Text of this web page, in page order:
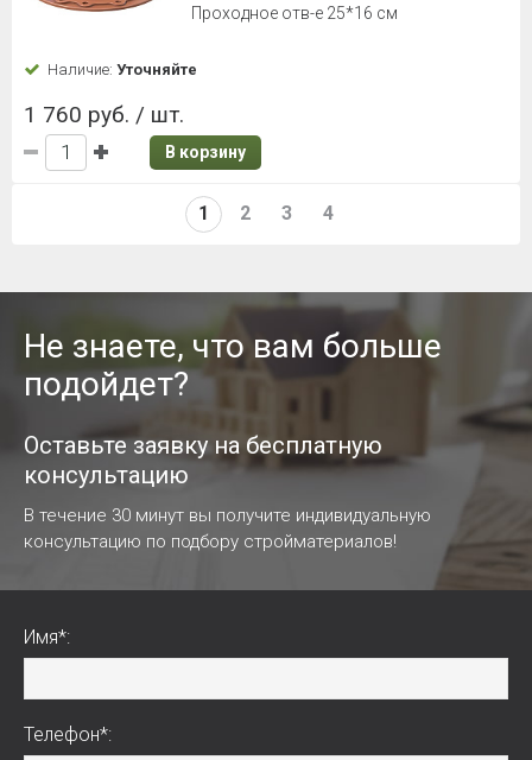
Проходное отв-е 25*16 см
Наличие: Уточняйте
1 760 руб. / шт.
В корзину
1 2 3 4
Не знаете, что вам больше
подойдет?
Оставьте заявку на бесплатную
консультацию
В течение 30 минут вы получите индивидуальную
консультацию по подбору стройматериалов!
Имя*:
Телефон*: